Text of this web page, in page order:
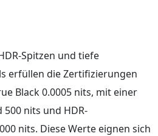
Spitzen und tiefe
erfüllen die Zertifizierungen
Black 0.0005 nits, mit einer
nits und HDR-
nits. Diese Werte eignen sich